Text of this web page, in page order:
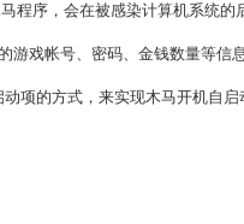
程序，会在被感染计算机系统
游戏帐号、密码、金钱数量等
项的方式，来实现木马开机自启